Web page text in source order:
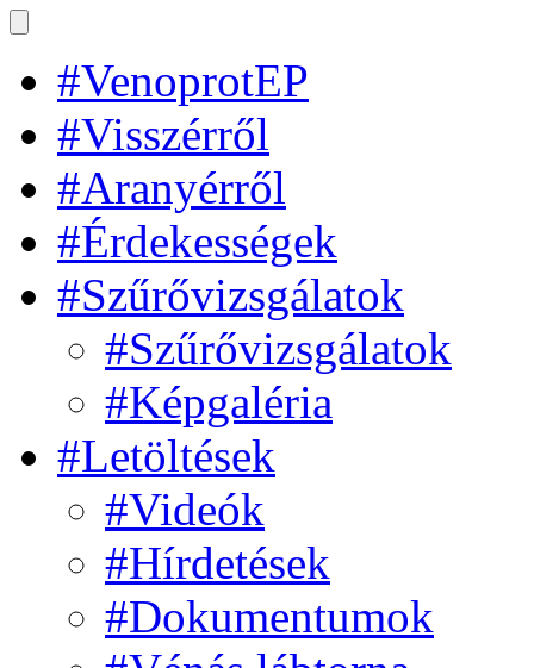
#VenoprotEP
#Visszérről
#Aranyérről
#Érdekességek
#Szűrővizsgálatok
#Szűrővizsgálatok
#Képgaléria
#Letöltések
#Videók
#Hírdetések
#Dokumentumok